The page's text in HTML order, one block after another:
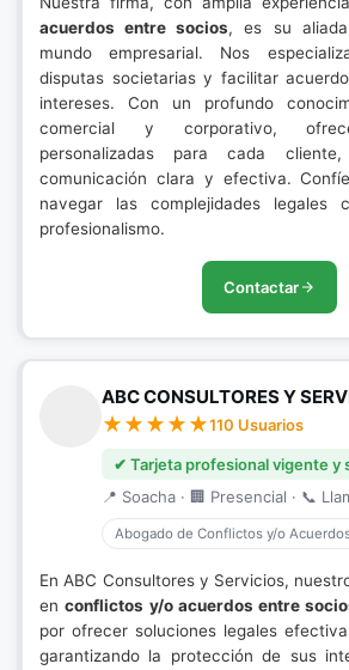
acuerdos entre socios, es su
mundo empresarial. Nos
disputas societarias y facilitar
intereses. Con un profundo
comercial y corporativo,
personalizadas para cada
comunicación clara y efectiva.
navegar las complejidades legales
profesionalismo.
Contactar
ABC CONSULTORES Y
110 Usuarios
✔ Tarjeta profesional vigente y
📍 Soacha · 🏢 Presencial · 📞
Abogado de Conflictos y/o
En ABC Consultores y Servicios,
enconflictos y/o acuerdos entre
por ofrecer soluciones legales
garantizando la protección de sus